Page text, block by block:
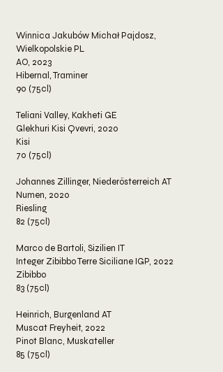
Winnica Jakubów Michał Pajdosz,
Wielkopolskie PL
AO, 2023
Hibernal, Traminer
90 (75cl)
Teliani Valley, Kakheti GE
Glekhuri Kisi Qvevri, 2020
Kisi
70 (75cl)
Johannes Zillinger, Niederösterreich AT
Numen, 2020
Riesling
82 (75cl)
Marco de Bartoli, Sizilien IT
Integer Zibibbo Terre Siciliane IGP, 2022
Zibibbo
83 (75cl)
​Heinrich, Burgenland AT
Muscat Freyheit, 2022
Pinot Blanc, Muskateller
85 (75cl)